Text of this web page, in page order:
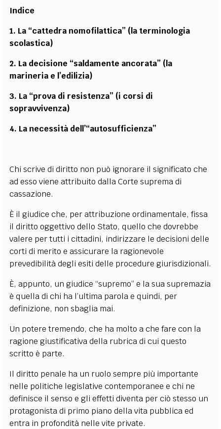
Indice
1. La “cattedra nomofilattica” (la terminologia
scolastica)
2. La decisione “saldamente ancorata” (la
marineria e l’edilizia)
3. La “prova di resistenza” (i corsi di
sopravvivenza)
4. La necessità dell’“autosufficienza”
Chi scrive di diritto non può ignorare il significato che
ad esso viene attribuito dalla Corte suprema di
cassazione.
È il giudice che, per attribuzione ordinamentale, fissa
il diritto oggettivo dello Stato, quello che dovrebbe
valere per tutti i cittadini, indirizzare le decisioni delle
corti di merito e assicurare la ragionevole
prevedibilità degli esiti delle procedure giurisdizionali.
È, appunto, un giudice “supremo” e la sua supremazia
è quella di chi ha l’ultima parola e quindi, per
definizione, non sbaglia mai.
Un potere tremendo, che ha molto a che fare con la
ragione giustificativa della rubrica di cui questo
scritto è parte.
Il diritto penale ha un ruolo sempre più importante
nelle politiche legislative contemporanee e chi ne
definisce il senso e gli effetti diventa per ciò stesso un
protagonista di primo piano della vita pubblica ed
entra in profondità nelle vite private.